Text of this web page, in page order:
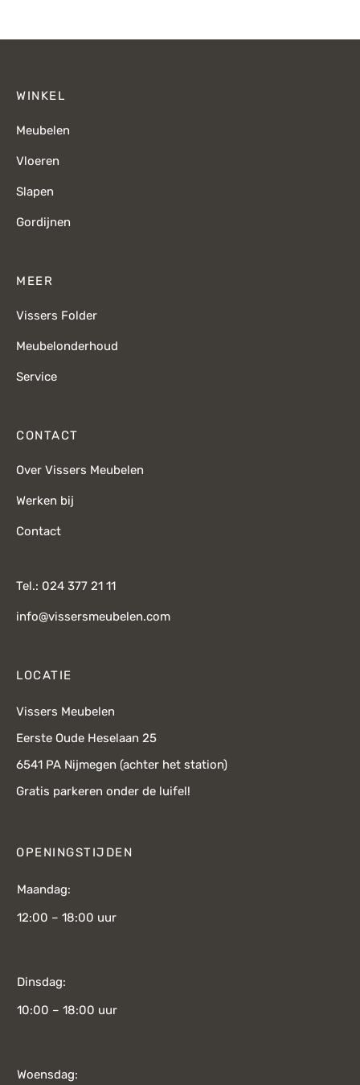
WINKEL
Meubelen
Vloeren
Slapen
Gordijnen
MEER
Vissers Folder
Meubelonderhoud
Service
CONTACT
Over Vissers Meubelen
Werken bij
Contact
Tel.: 024 377 21 11
info@vissersmeubelen.com
LOCATIE
Vissers Meubelen
Eerste Oude Heselaan 25
6541 PA Nijmegen (achter het station)
Gratis parkeren onder de luifel!
OPENINGSTIJDEN
Maandag:
12:00 – 18:00 uur
Dinsdag:
10:00 – 18:00 uur
Woensdag: